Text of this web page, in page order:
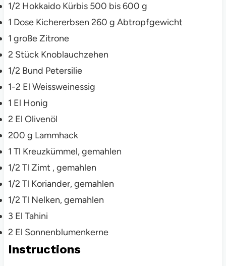
1/2 Hokkaido Kürbis 500 bis 600 g
1 Dose Kichererbsen 260 g Abtropfgewicht
1 großeZitrone
2 Stück Knoblauchzehen
1/2 Bund Petersilie
1-2 El Weissweinessig
1 El Honig
2 El Olivenöl
200 g Lammhack
1 Tl Kreuzkümmel, gemahlen
1/2 Tl Zimt , gemahlen
1/2 Tl Koriander, gemahlen
1/2 Tl Nelken, gemahlen
3 El Tahini
2 El Sonnenblumenkerne
Instructions